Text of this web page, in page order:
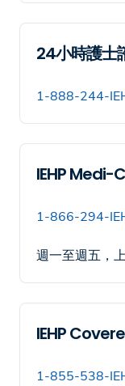
24小時護士
1-888-244-
IEHP Medi-
1-866-294-
週一至週五，
IEHP
1-855-538-